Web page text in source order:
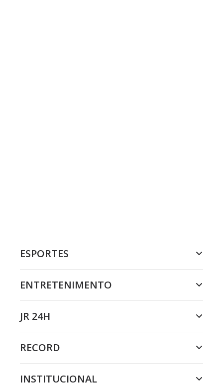
ESPORTES
ENTRETENIMENTO
JR 24H
RECORD
INSTITUCIONAL